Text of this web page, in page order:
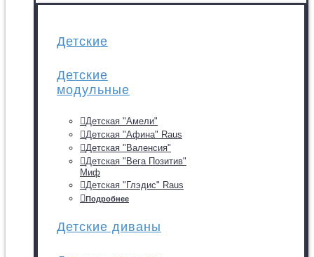
Детские
Детские
модульные
Детская "Амели"
Детская "Афина" Raus
Детская "Валенсия"
Детская "Вега Позитив"
Миф
Детская "Глэдис" Raus
Подробнее
Детские диваны